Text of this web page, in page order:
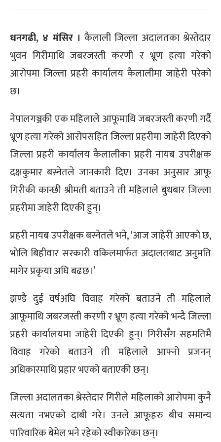
धनगढी, ४ मंसिर । कैलाली जिल्ला अदालतका श्रेस्तेदार
भुवन गिरीमाथि जबरजस्ती करणी र भ्रूण हत्या गरेको
आरोपमा जिल्ला प्रहरी कार्यालय कैलालीमा जाहेरी परेको
छ।
नेपालगञ्जकी एक महिलाले आफूमाथि जबरजस्ती करणी गर्दै
भ्रूण हत्या गरेको आरोपसहित जिल्ला प्रहरीमा जाहेरी दिएको
जिल्ला प्रहरी कार्यालय कैलालीका प्रहरी नायब उपरीक्षक
दक्षकुमार बस्नेतले जानकारी दिए। उनका अनुसार आफू
गिरीकी कान्छी श्रीमती बताउने ती महिलाले बुधबार जिल्ला
प्रहरीमा जाहेरी दिएकी हुन्।
प्रहरी नायब उपरीक्षक बस्नेतले भने, ‘आज जाहेरी आएको छ,
भोलि बिहीवार सरकारी वकिलमार्फत अदालतबाट अनुमति
मागेर प्रकृया अघि बढछ।’
झण्डै दुई वर्षअघि विवाह गरेको बताउने ती महिलाले
आफूमाथि जबरजस्ती करणी र भ्रूण हत्या गरेको भन्दै जिल्ला
प्रहरी कार्यालयमा जाहेरी दिएकी हुन्। गिरीसँग सहमतिमै
विवाह गरेको बताउने ती महिलाले आफ्नो प्रजनन्
अधिकारमाथि प्रहार भएको बताएकी छन्।
जिल्ला अदालतका श्रेस्तेदार गिरीले महिलाको आरोपमा कुनै
सत्यता नभएको दाबी गरे। उनले आफूहरु बीच समान्य
पारिवारिक बेमेल भने रहेको स्वीकारेका छन्।